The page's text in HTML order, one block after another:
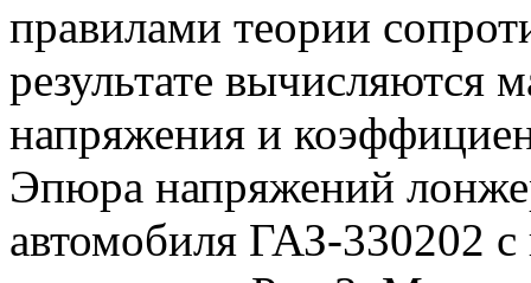
правилами теории
результате вычисляются
напряжения и
Эпюра напряжений
автомобиля ГАЗ-330202